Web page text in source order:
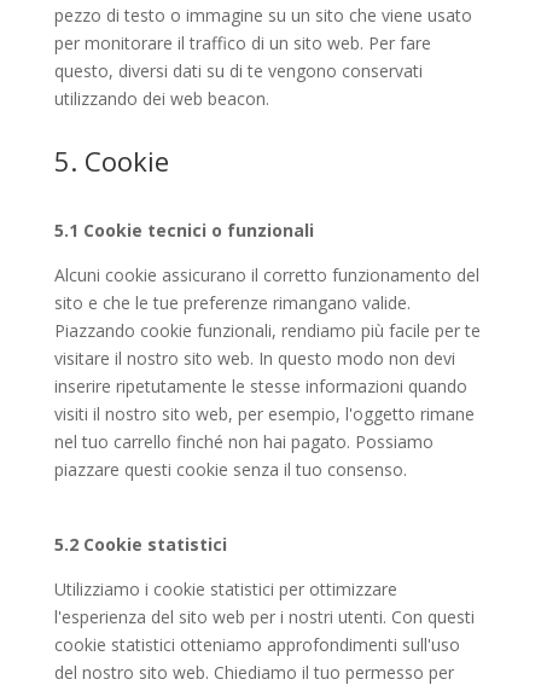
pezzo di testo o immagine su un sito che viene usato
per monitorare il traffico di un sito web. Per fare
questo, diversi dati su di te vengono conservati
utilizzando dei web beacon.
5. Cookie
5.1 Cookie tecnici o funzionali
Alcuni cookie assicurano il corretto funzionamento del
sito e che le tue preferenze rimangano valide.
Piazzando cookie funzionali, rendiamo più facile per te
visitare il nostro sito web. In questo modo non devi
inserire ripetutamente le stesse informazioni quando
visiti il nostro sito web, per esempio, l'oggetto rimane
nel tuo carrello finché non hai pagato. Possiamo
piazzare questi cookie senza il tuo consenso.
5.2 Cookie statistici
Utilizziamo i cookie statistici per ottimizzare
l'esperienza del sito web per i nostri utenti. Con questi
cookie statistici otteniamo approfondimenti sull'uso
del nostro sito web. Chiediamo il tuo permesso per